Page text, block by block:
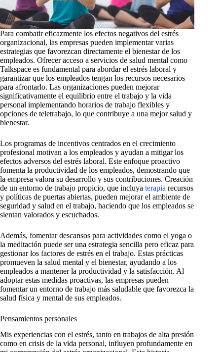
Para combatir eficazmente los efectos negativos del estrés
organizacional, las empresas pueden implementar varias
estrategias que favorezcan directamente el bienestar de los
empleados. Ofrecer acceso a servicios de salud mental como
Talkspace es fundamental para abordar el estrés laboral y
garantizar que los empleados tengan los recursos necesarios
para afrontarlo. Las organizaciones pueden mejorar
significativamente el equilibrio entre el trabajo y la vida
personal implementando horarios de trabajo flexibles y
opciones de teletrabajo, lo que contribuye a una mejor salud y
bienestar.
Los programas de incentivos centrados en el crecimiento
profesional motivan a los empleados y ayudan a mitigar los
efectos adversos del estrés laboral. Este enfoque proactivo
fomenta la productividad de los empleados, demostrando que
la empresa valora su desarrollo y sus contribuciones. Creación
de un entorno de trabajo propicio, que incluya terapia recursos
y políticas de puertas abiertas, pueden mejorar el ambiente de
seguridad y salud en el trabajo, haciendo que los empleados se
sientan valorados y escuchados.
Además, fomentar descansos para actividades como el yoga o
la meditación puede ser una estrategia sencilla pero eficaz para
gestionar los factores de estrés en el trabajo. Estas prácticas
promueven la salud mental y el bienestar, ayudando a los
empleados a mantener la productividad y la satisfacción. Al
adoptar estas medidas proactivas, las empresas pueden
fomentar un entorno de trabajo más saludable que favorezca la
salud física y mental de sus empleados.
Pensamientos personales
Mis experiencias con el estrés, tanto en trabajos de alta presión
como en crisis de la vida personal, influyen profundamente en